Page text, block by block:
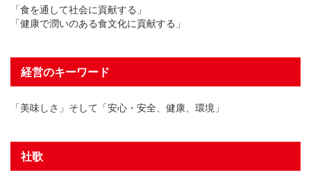
ニュース
お問い合わせ
電子公告
プライバシーポリシー
「食を通して社会に貢献する」
「健康で潤いのある食文化に貢献する」
経営のキーワード
「美味しさ」そして「安心・安全、健康、環境」
社歌